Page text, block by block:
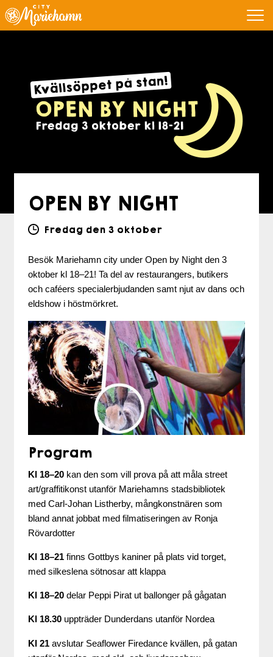
OPEN BY NIGHT
Fredag den 3 oktober
Besök Mariehamn city under Open by Night den 3
oktober kl 18–21! Ta del av restaurangers, butikers
och caféers specialerbjudanden samt njut av dans och
eldshow i höstmörkret.
Program
Kl 18–20kan den som vill prova på att måla street
art/graffitikonst utanför Mariehamns stadsbibliotek
med Carl-Johan Listherby, mångkonstnären som
bland annat jobbat med filmatiseringen av Ronja
Rövardotter
Kl 18–21finns Gottbys kaniner på plats vid torget,
med silkeslena sötnosar att klappa
Kl 18–20delar Peppi Pirat ut ballonger på gågatan
Kl 18.30uppträder Dunderdans utanför Nordea
Kl 21avslutar Seaflower Firedance kvällen, på gatan